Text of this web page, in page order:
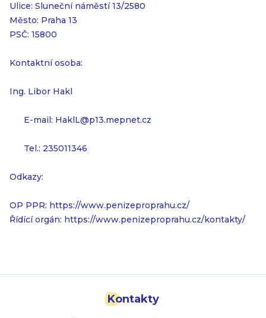
Ulice: Sluneční náměstí 13/2580
Město: Praha 13
PSČ: 15800
Kontaktní osoba:
Ing. Libor Hakl
E-mail: HaklL@p13.mepnet.cz
Tel.: 235011346
Odkazy:
OP PPR: https://www.penizeproprahu.cz/
Řídící orgán: https://www.penizeproprahu.cz/kontakty/
Kontakty